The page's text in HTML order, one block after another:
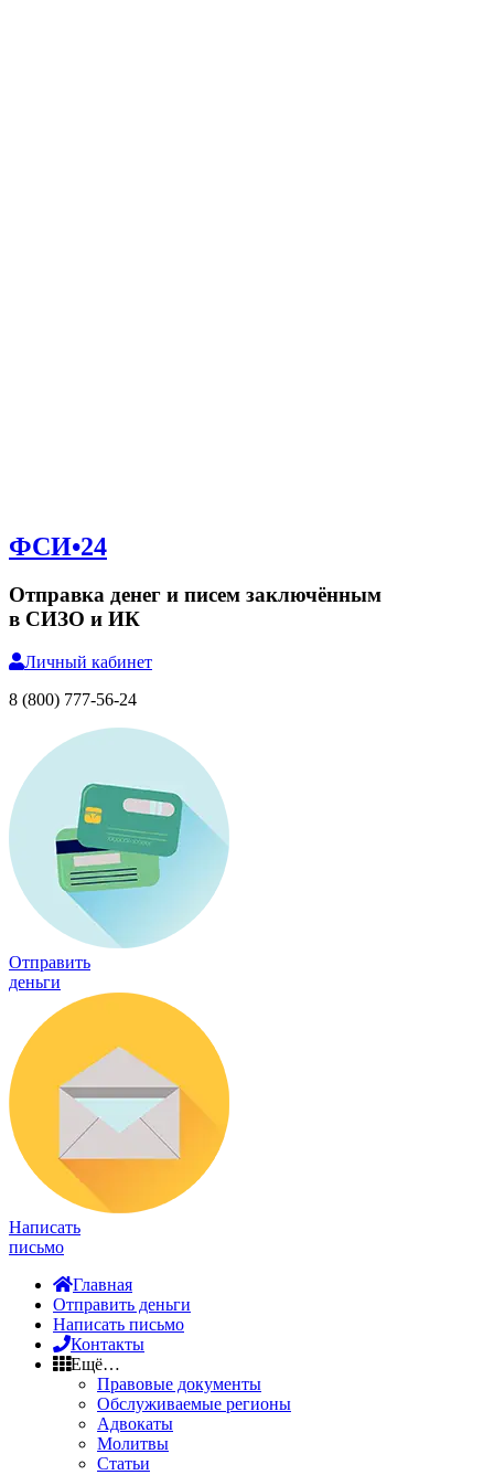
ФСИ•24
Отправка денег и писем заключённым
в СИЗО и ИК
Личный кабинет
8 (800) 777-56-24
Отправить
деньги
Написать
письмо
Главная
Отправить деньги
Написать письмо
Контакты
Ещё…
Правовые документы
Обслуживаемые регионы
Адвокаты
Молитвы
Статьи